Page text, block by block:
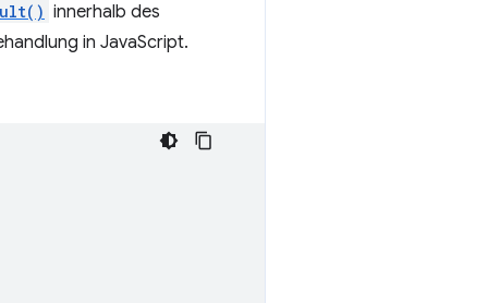
innerhalb des
in JavaScript.